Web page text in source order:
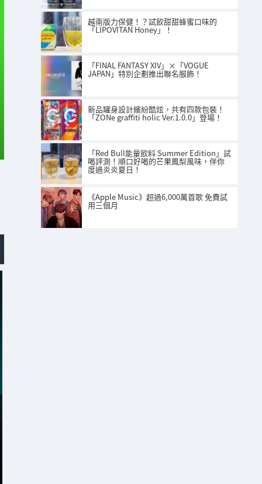
越南版力保健！？試飲甜甜蜂蜜口味的
「LIPOVITAN Honey」！
「FINAL FANTASY XIV」×「VOGUE
JAPAN」特別企劃推出聯名服飾！
新品罐身設計繽紛酷炫，共有四款包裝！
「ZONe graffiti holic Ver.1.0.0」登場！
「Red Bull能量飲料 Summer Edition」試
喝評測！順口好喝的芒果鳳梨風味，伴你
度過炎炎夏日！
《Apple Music》超過6,000萬首歌 免費試
用三個月